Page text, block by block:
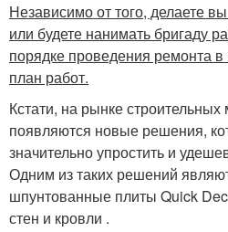
Независимо от того, делаете
или будете нанимать бригаду
порядке проведения ремонта в
план работ.
Кстати, на рынке
появляются новые решения,
значительно упростить и
Одним из таких решений
шпунтованные плиты Quick
стен и кровли .